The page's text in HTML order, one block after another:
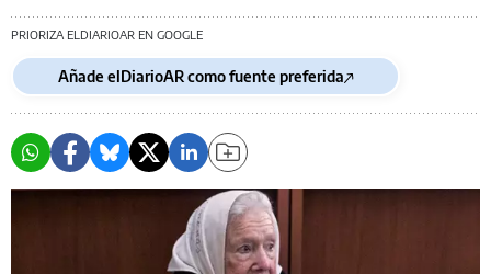
PRIORIZA ELDIARIOAR EN GOOGLE
Añade elDiarioAR como fuente preferida